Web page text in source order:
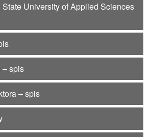
University of Applied Sciences
– spis
– spis